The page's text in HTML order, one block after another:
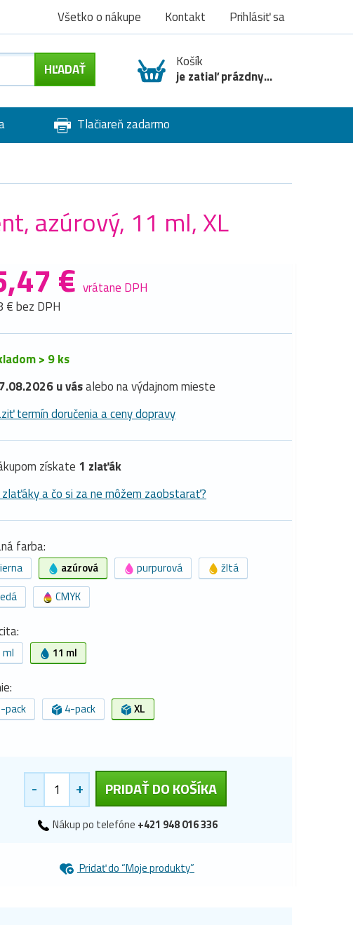
Všetko o nákupe Kontakt Prihlásiť sa
Košík
je zatiaľ prázdny...
Tlačiareň zadarmo
azúrový, 11 ml, XL
€ vrátane DPH
€ bez DPH
> 9 ks
u vásalebo na výdajnom mieste
termín doručenia a ceny dopravy
získate 1 zlaťák
zlaťáky a čo si za ne môžem zaobstarať?
farba:
azúrová purpurová
žltá
CMYK
ml 11 ml
pack 4-pack XL
- + PRIDAŤ DO KOŠÍKA
Nákup po telefóne +421 948 016 336
Pridať do “Moje produkty”